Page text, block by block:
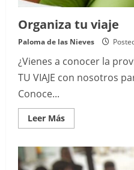
Organiza tu viaje
Paloma de las Nieves
¿Vienes a conocer la
TU VIAJE con nosotros
Conoce...
Leer MásRead
more
tu
viaje